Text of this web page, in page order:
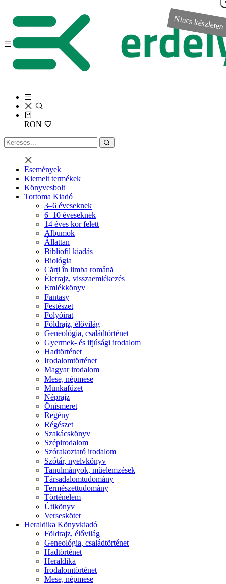
RON
Események
Kiemelt termékek
Könyvesbolt
Tortoma Kiadó
3–6 éveseknek
6–10 éveseknek
14 éves kor felett
Albumok
Állattan
Bibliofil kiadás
Biológia
Cărți în limba română
Életrajz, visszaemlékezés
Emlékkönyv
Fantasy
Festészet
Folyóirat
Földrajz, élővilág
Geneológia, családtörténet
Gyermek- és ifjúsági irodalom
Hadtörténet
Irodalomtörténet
Magyar irodalom
Mese, népmese
Munkafüzet
Néprajz
Önismeret
Regény
Régészet
Szakácskönyv
Szépirodalom
Szórakoztató irodalom
Szótár, nyelvkönyv
Tanulmányok, műelemzések
Társadalomtudomány
Természettudomány
Történelem
Útikönyv
Verseskötet
Heraldika Könyvkiadó
Földrajz, élővilág
Geneológia, családtörténet
Hadtörténet
Heraldika
Irodalomtörténet
Mese, népmese
Nincs készleten
Nincs készleten